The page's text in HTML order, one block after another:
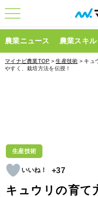
農業ニュース 農業スキル
マイナビ農業TOP >生産技術 > キュ
やすく、栽培方法を伝授！
生産技術
+37
キュウリの育て